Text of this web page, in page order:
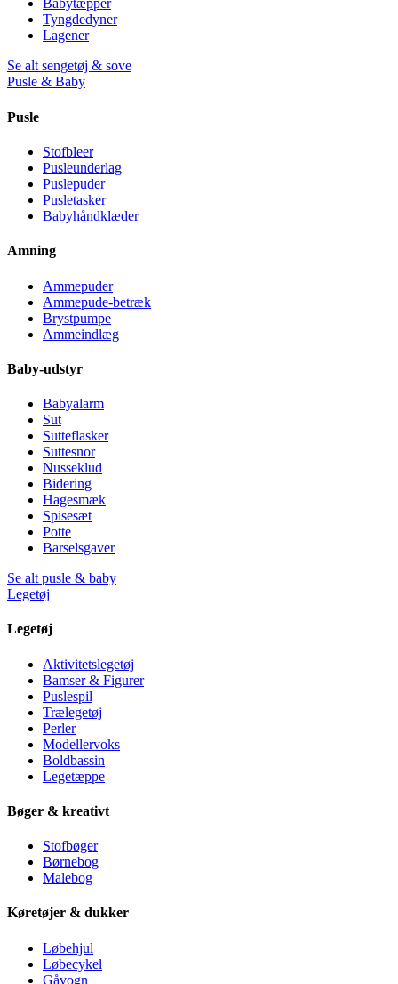
Babytæpper
Tyngdedyner
Lagener
Se alt sengetøj & sove
Pusle & Baby
Pusle
Stofbleer
Pusleunderlag
Puslepuder
Pusletasker
Babyhåndklæder
Amning
Ammepuder
Ammepude-betræk
Brystpumpe
Ammeindlæg
Baby-udstyr
Babyalarm
Sut
Sutteflasker
Suttesnor
Nusseklud
Bidering
Hagesmæk
Spisesæt
Potte
Barselsgaver
Se alt pusle & baby
Legetøj
Legetøj
Aktivitetslegetøj
Bamser & Figurer
Puslespil
Trælegetøj
Perler
Modellervoks
Boldbassin
Legetæppe
Bøger & kreativt
Stofbøger
Børnebog
Malebog
Køretøjer & dukker
Løbehjul
Løbecykel
Gåvogn